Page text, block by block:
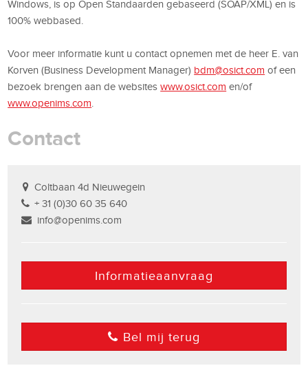
Windows, is op Open Standaarden gebaseerd (SOAP/XML) en is
100% webbased.
Voor meer informatie kunt u contact opnemen met de heer E. van
Korven (Business Development Manager) bdm@osict.com of een
bezoek brengen aan de websiteswww.osict.com en/of
www.openims.com
Contact
Coltbaan 4d Nieuwegein
+ 31 (0)30 60 35 640
info@openims.com
Informatieaanvraag
Bel mij terug